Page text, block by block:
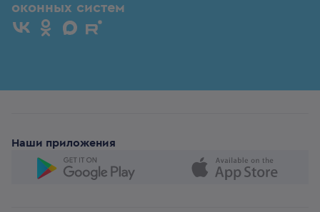
оконных систем
Наши приложения